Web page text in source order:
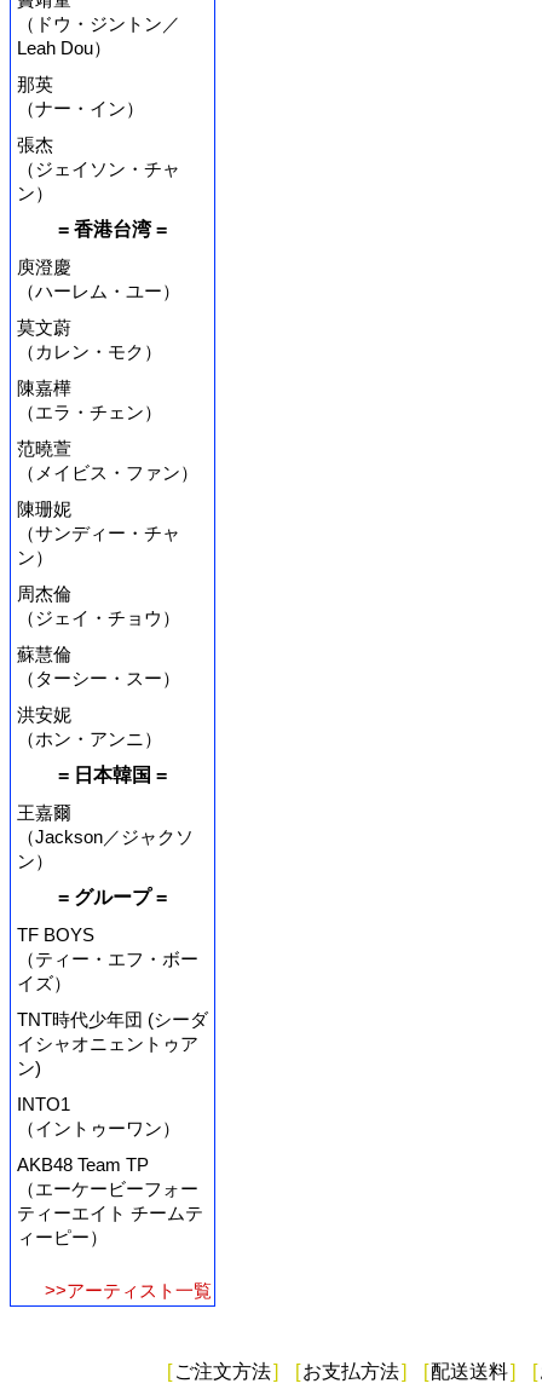
（ドウ・ジントン／
Leah Dou）
那英
（ナー・イン）
張杰
（ジェイソン・チャ
ン）
= 香港台湾 =
庾澄慶
（ハーレム・ユー）
莫文蔚
（カレン・モク）
陳嘉樺
（エラ・チェン）
范曉萱
（メイビス・ファン）
陳珊妮
（サンディー・チャ
ン）
周杰倫
（ジェイ・チョウ）
蘇慧倫
（ターシー・スー）
洪安妮
（ホン・アンニ）
= 日本韓国 =
王嘉爾
（Jackson／ジャクソ
ン）
= グループ =
TF BOYS
（ティー・エフ・ボー
イズ）
TNT時代少年団 (シーダ
イシャオニェントゥア
ン)
INTO1
（イントゥーワン）
AKB48 Team TP
（エーケービーフォー
ティーエイト チームテ
ィーピー）
>>アーティスト一覧
[ ご注文方法] [お支払方法] [配送送料] [